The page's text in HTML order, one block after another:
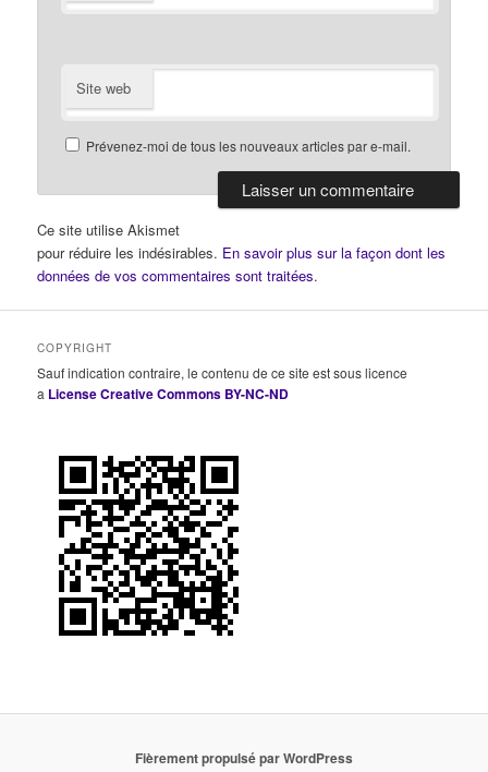
Site web
Prévenez-moi de tous les nouveaux articles par e-mail.
Ce site utilise Akismet
pour réduire les indésirables. En savoir plus sur la façon dont les
données de vos commentaires sont traitées.
COPYRIGHT
Sauf indication contraire, le contenu de ce site est sous licence
a License Creative Commons BY-NC-ND
Fièrement propulsé par WordPress